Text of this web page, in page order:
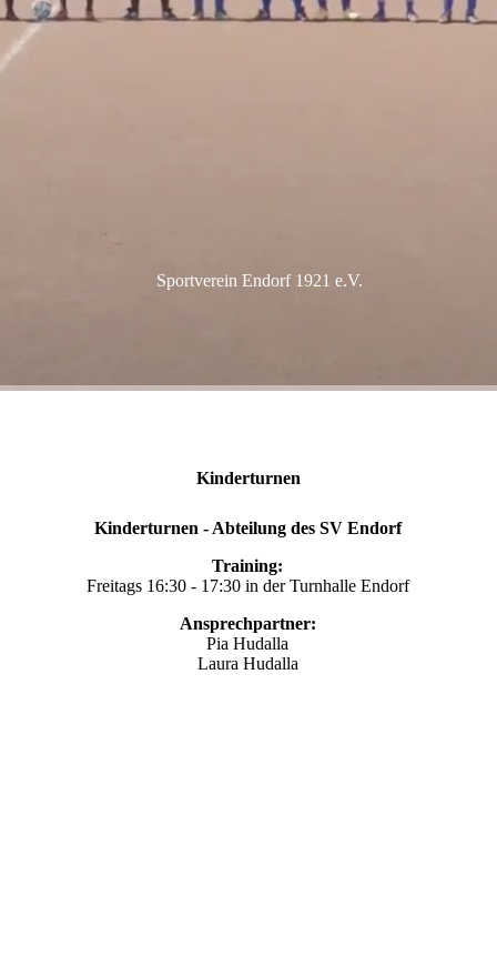
Sportverein Endorf 1921 e.V.
Kinderturnen
Kinderturnen - Abteilung des SV Endorf
Training:
Freitags 16:30 - 17:30 in der Turnhalle Endorf
Ansprechpartner:
Pia Hudalla
Laura Hudalla